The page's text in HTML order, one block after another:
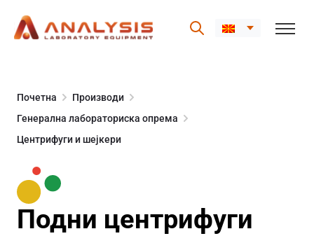
content
Почетна
Производи
Генерална лабораториска опрема
Центрифуги и шејкери
Подни центрифуги